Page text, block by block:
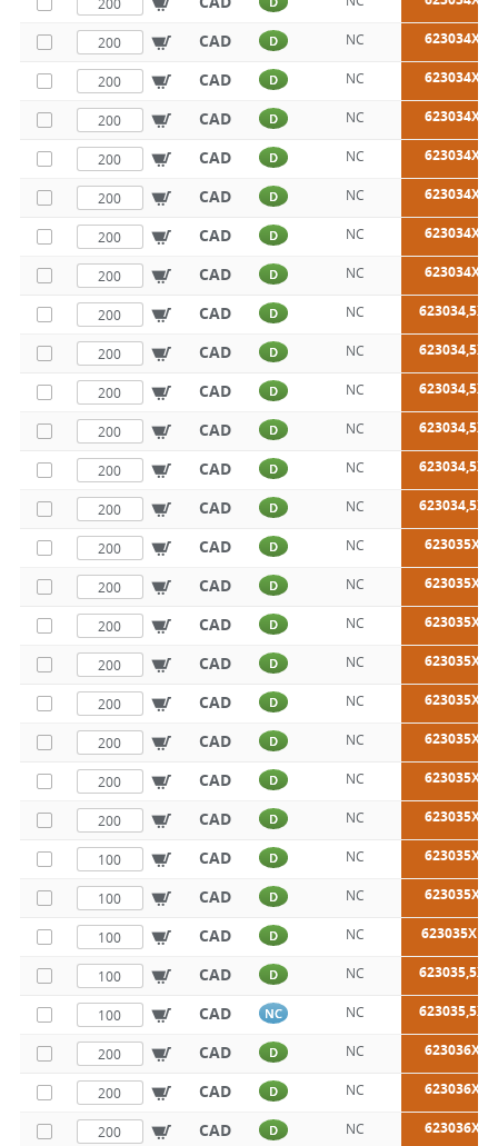
CAD D NC 623034X20
CAD D NC 623034X25
CAD D NC 623034X30
CAD D NC 623034X35
CAD D NC 623034X40
CAD D NC 623034X45
CAD D NC 623034X50
CAD D NC
CAD D NC
CAD D NC
CAD D NC
CAD D NC
CAD D NC
CAD D NC 623035X20
CAD D NC 623035X25
CAD D NC 623035X30
CAD D NC 623035X35
CAD D NC 623035X40
CAD D NC 623035X45
CAD D NC 623035X50
CAD D NC 623035X60
CAD D NC 623035X70
CAD D NC 623035X80
CAD D NC
CAD D NC
CAD NC NC
CAD D NC 623036X20
CAD D NC 623036X25
CAD D NC 623036X30